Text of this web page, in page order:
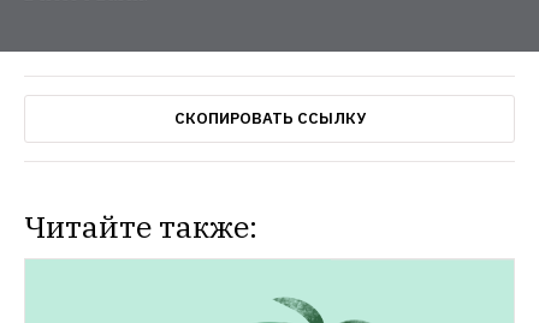
СКОПИРОВАТЬ ССЫЛКУ
Читайте также: